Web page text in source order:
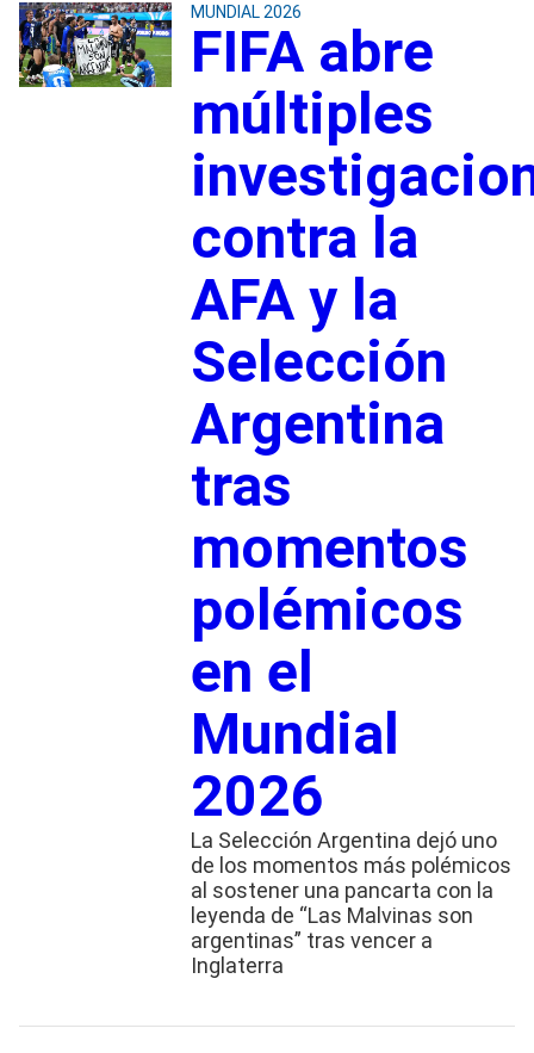
MUNDIAL 2026
FIFA abre
múltiples
contra la
AFA y la
Selección
Argentina
tras
momentos
polémicos
en el
Mundial
2026
La Selección Argentina dejó uno
de los momentos más polémicos
al sostener una pancarta con la
leyenda de “Las Malvinas son
argentinas” tras vencer a
Inglaterra